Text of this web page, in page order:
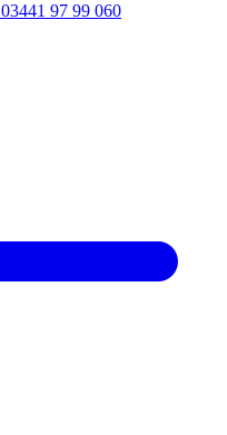
03441 97 99 060